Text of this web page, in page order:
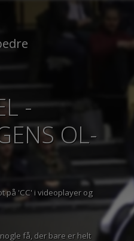
-
OL-
på 'CC' i videoplayer og